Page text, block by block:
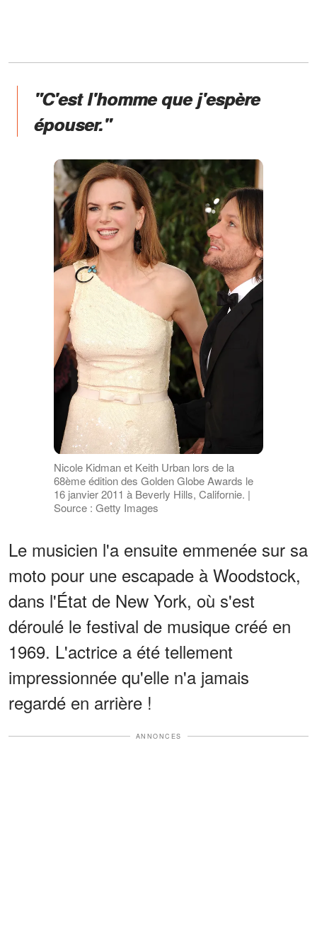
"C'est l'homme que j'espère
épouser."
Nicole Kidman et Keith Urban lors de la
68ème édition des Golden Globe Awards le
16 janvier 2011 à Beverly Hills, Californie. |
Source : Getty Images
Le musicien l'a ensuite emmenée sur sa
moto pour une escapade à Woodstock,
dans l'État de New York, où s'est
déroulé le festival de musique créé en
1969. L'actrice a été tellement
impressionnée qu'elle n'a jamais
regardé en arrière !
ANNONCES